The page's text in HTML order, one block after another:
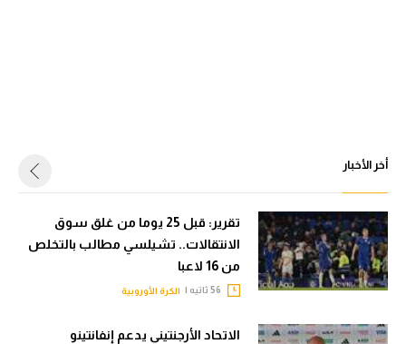
أخر الأخبار
تقرير: قبل 25 يوما من غلق سوق
الانتقالات.. تشيلسي مطالب بالتخلص
من 16 لاعبا
الكرة الأوروبية
الاتحاد الأرجنتيني يدعم إنفانتينو